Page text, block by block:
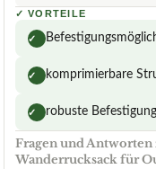
✓ VORTEILE
✓
✓ komprimierbare
✓ robuste
Fragen und Antworten
Wanderrucksack für